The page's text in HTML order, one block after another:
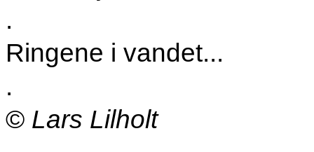
.
Ringene i vandet...
.
© Lars Lilholt